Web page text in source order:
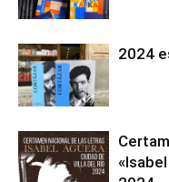
2024